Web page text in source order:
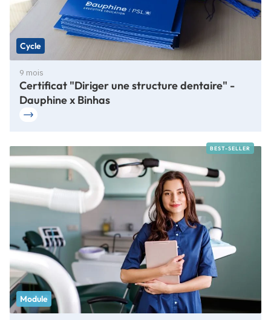
Cycle
9 mois
Certificat "Diriger une structure dentaire" -
Dauphine x Binhas
BEST-SELLER
Module